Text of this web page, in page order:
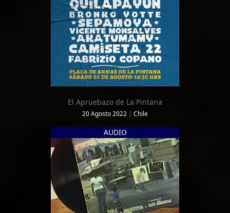
El Apruebazo de La Pintana
20 Agosto 2022 | Chile
AUDIO